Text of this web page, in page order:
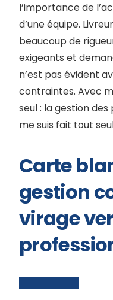
l’importance de
d’une équipe.
beaucoup de
exigeants et
n’est pas évident
contraintes. Avec
seul : la gestion
me suis fait tout
Carte
gestion
virage